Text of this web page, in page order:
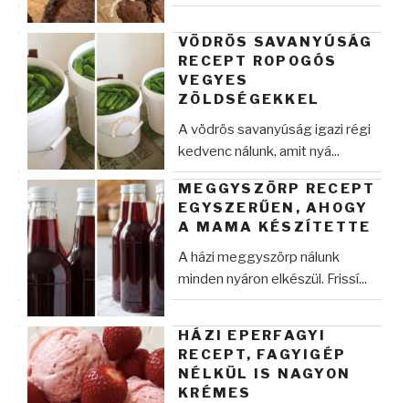
VÖDRÖS SAVANYÚSÁG
RECEPT ROPOGÓS
VEGYES
ZÖLDSÉGEKKEL
A vödrös savanyúság igazi régi
kedvenc nálunk, amit nyá...
MEGGYSZÖRP RECEPT
EGYSZERŰEN, AHOGY
A MAMA KÉSZÍTETTE
A házi meggyszörp nálunk
minden nyáron elkészül. Frissí...
HÁZI EPERFAGYI
RECEPT, FAGYIGÉP
NÉLKÜL IS NAGYON
KRÉMES